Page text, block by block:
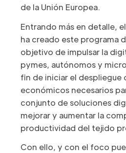
de la Unión Europea.
Entrando más en detalle,
ha creado este programa
objetivo de impulsar la
pymes, autónomos y
fin de iniciar el despliegue
económicos necesarios
conjunto de soluciones
mejorar y aumentar la
productividad del tejido
Con ello, y con el foco